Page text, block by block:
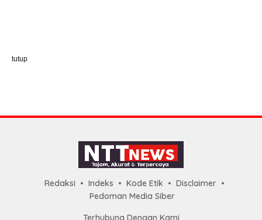
Redaksi Indeks Kode Etik
Disclaimer
Pedoman Media Siber
Terhubung Dengan Kami
tutup